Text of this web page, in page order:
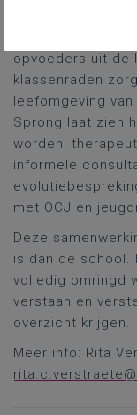
opvoeders uit de
klassenraden
leefomgeving
Sprong laat zien
worden:
informele
met OCJ en
Deze
is dan de school.
volledig omringd
verstaan en
overzicht krijgen.
Meer info: Rita